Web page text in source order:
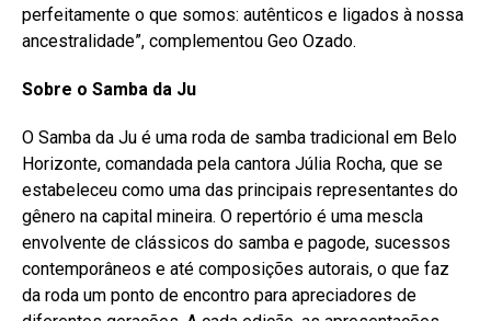
perfeitamente o que somos: autênticos e ligados à nossa
ancestralidade”, complementou Geo Ozado.
Sobre o Samba da Ju
O Samba da Ju é uma roda de samba tradicional em Belo
Horizonte, comandada pela cantora Júlia Rocha, que se
estabeleceu como uma das principais representantes do
gênero na capital mineira. O repertório é uma mescla
envolvente de clássicos do samba e pagode, sucessos
contemporâneos e até composições autorais, o que faz
da roda um ponto de encontro para apreciadores de